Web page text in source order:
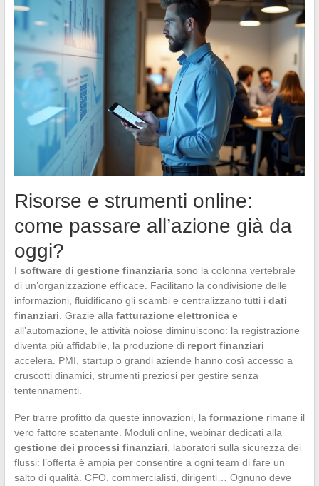
Risorse e strumenti online:
come passare all’azione già da
oggi?
I software di gestione finanziariasono la colonna vertebrale
di un’organizzazione efficace. Facilitano la condivisione delle
informazioni, fluidificano gli scambi e centralizzano tutti i dati
finanziari . Grazie alla fatturazione elettronicae
all’automazione, le attività noiose diminuiscono: la registrazione
diventa più affidabile, la produzione di report finanziari
accelera. PMI, startup o grandi aziende hanno così accesso a
cruscotti dinamici, strumenti preziosi per gestire senza
tentennamenti.
Per trarre profitto da queste innovazioni, la formazionerimane il
vero fattore scatenante. Moduli online, webinar dedicati alla
gestione dei processi finanziari , laboratori sulla sicurezza dei
flussi: l’offerta è ampia per consentire a ogni team di fare un
salto di qualità. CFO, commercialisti, dirigenti… Ognuno deve